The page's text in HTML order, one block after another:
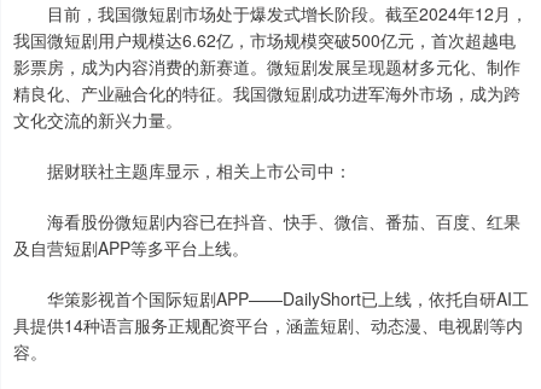
目前，我国微短剧市场处于爆发式增长阶段。截至2024年12月，
我国微短剧用户规模达6.62亿，市场规模突破500亿元，首次超越电
影票房，成为内容消费的新赛道。微短剧发展呈现题材多元化、制作
精良化、产业融合化的特征。我国微短剧成功进军海外市场，成为跨
文化交流的新兴力量。
据财联社主题库显示，相关上市公司中：
海看股份微短剧内容已在抖音、快手、微信、番茄、百度、红果
及自营短剧APP等多平台上线。
华策影视首个国际短剧APP——DailyShort已上线，依托自研AI工
具提供14种语言服务正规配资平台，涵盖短剧、动态漫、电视剧等内
容。